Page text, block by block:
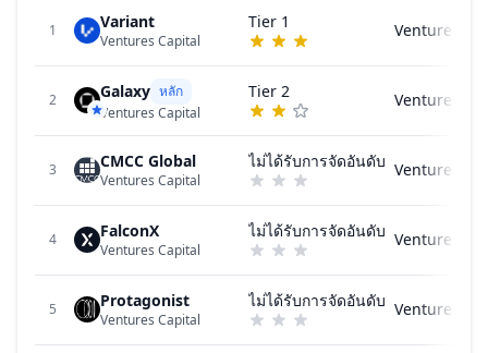
1 Variant
Ventures Capital
Tier 1 Ventures
2 Galaxy หลัก
Ventures Capital
Tier 2 Ventures
3 CMCC Global
Ventures Capital
ไม่ได้รับการจัดอันดับ Ventures
4 FalconX
Ventures Capital
ไม่ได้รับการจัดอันดับ Ventures
5 Protagonist
Ventures Capital
ไม่ได้รับการจัดอันดับ Ventures